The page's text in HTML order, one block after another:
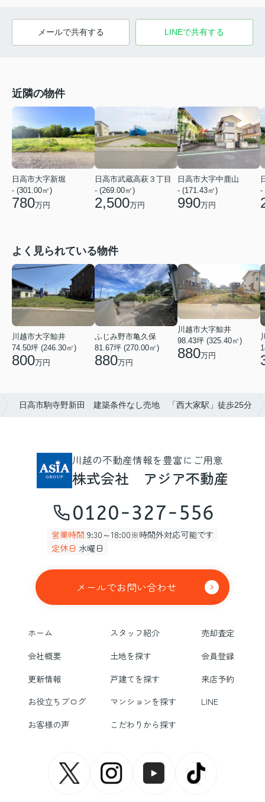
メールで共有する LINEで共有する
近隣の物件
日高市大字新堀
- (301.00㎡)
780万円
日高市武蔵高萩３丁目
- (269.00㎡)
2,500万円
日高市大字中鹿山
- (171.43㎡)
990万円
-
よく見られている物件
川越市大字鯨井
74.50坪 (246.30㎡)
800万円
ふじみ野市亀久保
81.67坪 (270.00㎡)
880万円
川越市大字鯨井
98.43坪 (325.40㎡)
880万円
日高市駒寺野新田 建築条件なし売地 「西大家駅」徒歩25分
川越の不動産情報を豊富にご用意
株式会社 アジア不動産
0120-327-556
営業時間 9:30～18:00※時間外対応可能です
定休日 水曜日
メールでお問い合わせ
ホーム スタッフ紹介
売却査定
会社概要
土地を探す
会員登録
更新情報
戸建てを探す
来店予約
お役立ちブログ
マンションを探す
LINE
お客様の声
こだわりから探す